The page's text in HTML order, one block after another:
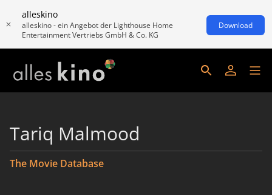
alleskino
alleskino - ein Angebot der Lighthouse Home
Entertainment Vertriebs GmbH & Co. KG
Download
Tariq Malmood
The Movie Database